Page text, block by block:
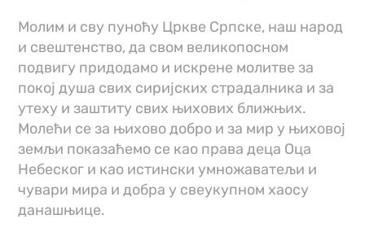
Молим и сву пуноћу Цркве Српске, наш народ
и свештенство, да свом великопосном
подвигу придодамо и искрене молитве за
покој душа свих сиријских страдалника и за
утеху и заштиту свих њихових ближњих.
Молећи се за њихово добро и за мир у њиховој
земљи показаћемо се као права деца Оца
Небеског и као истински умножаватељи и
чувари мира и добра у свеукупном хаосу
данашњице.